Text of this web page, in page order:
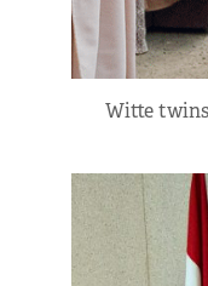
Witte